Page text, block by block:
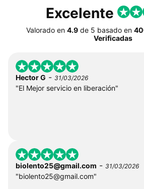
Excelente
Valorado en 4.9 de 5 basado en
Verificadas
Hector G - 31/03/2026
"El Mejor servicio en liberación"
biolento25@gmail.com - 31/03/2026
"biolento25@gmail.com"